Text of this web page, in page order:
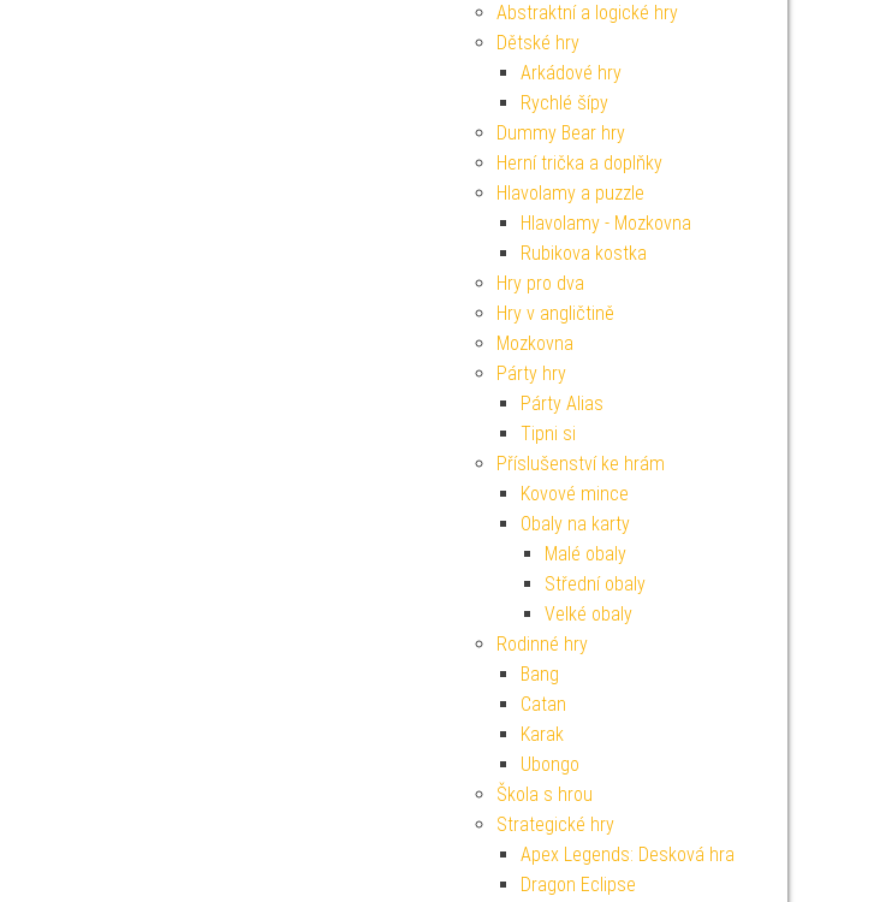
Abstraktní a logické hry
Dětské hry
Arkádové hry
Rychlé šípy
Dummy Bear hry
Herní trička a doplňky
Hlavolamy a puzzle
Hlavolamy - Mozkovna
Rubikova kostka
Hry pro dva
Hry v angličtině
Mozkovna
Párty hry
Párty Alias
Tipni si
Příslušenství ke hrám
Kovové mince
Obaly na karty
Malé obaly
Střední obaly
Velké obaly
Rodinné hry
Bang
Catan
Karak
Ubongo
Škola s hrou
Strategické hry
Apex Legends: Desková hra
Dragon Eclipse